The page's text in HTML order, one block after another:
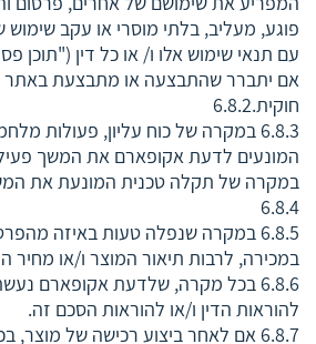
פוגע, מעליב, בלתי מוסרי או עקב
עם תנאי שימוש אלו ו/ או כל דין ("תוכן
אם יתברר שהתבצעה או מתבצעת באתר
חוקית.6.8.2
6.8.3 במקרה של כוח עליון, פעולות
המונעים לדעת אקופארם את המשך
במקרה של תקלה טכנית המונעת את
6.8.4
6.8.5 במקרה שנפלה טעות באיזה
במכירה, לרבות תיאור המוצר ו/או מחיר
6.8.6 בכל מקרה, שלדעת אקופארם
להוראות הדין ו/או להוראות הסכם זה.
6.8.7 אם לאחר ביצוע רכישה של